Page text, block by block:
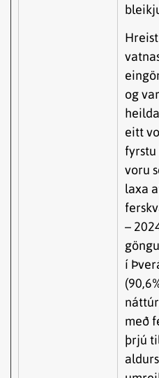
og
eitt
voru
laxa
–
í
með
þrjú